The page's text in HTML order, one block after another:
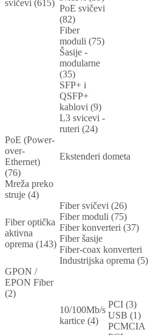
svičevi (615)
PoE svičevi
(82)
Fiber
moduli (75)
Šasije -
modularne
(35)
SFP+ i
QSFP+
kablovi (9)
L3 svicevi -
ruteri (24)
PoE (Power-
over-
Ethernet)
(76)
Ekstenderi dometa
Mreža preko
struje (4)
Fiber optička
aktivna
oprema (143)
Fiber svičevi (26)
Fiber moduli (75)
Fiber konverteri (37)
Fiber šasije
Fiber-coax konverteri
Industrijska oprema (5)
GPON /
EPON Fiber
(2)
10/100Mb/s
kartice (4)
PCI (3)
USB (1)
PCMCIA